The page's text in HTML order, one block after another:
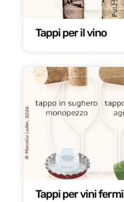
Tappi per il vino
Tappi per vini fermi